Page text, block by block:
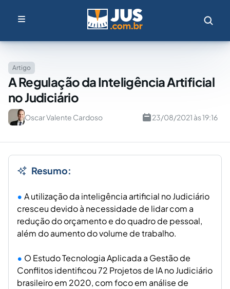
Artigo
A Regulação da Inteligência Artificial
no Judiciário
Oscar Valente Cardoso 23/08/2021 às 19:16
Resumo:
A utilização da inteligência artificial no Judiciário
cresceu devido à necessidade de lidar com a
redução do orçamento e do quadro de pessoal,
além do aumento do volume de trabalho.
O Estudo Tecnologia Aplicada a Gestão de
Conflitos identificou 72 Projetos de IA no Judiciário
brasileiro em 2020, com foco em análise de